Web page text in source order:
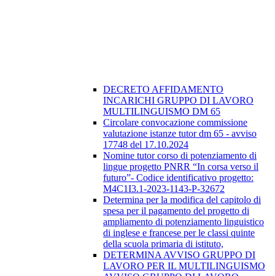
DECRETO AFFIDAMENTO
INCARICHI GRUPPO DI LAVORO
MULTILINGUISMO DM 65
Circolare convocazione commissione
valutazione istanze tutor dm 65 - avviso
17748 del 17.10.2024
Nomine tutor corso di potenziamento di
lingue progetto PNRR “In corsa verso il
futuro”- Codice identificativo progetto:
M4C1I3.1-2023-1143-P-32672
Determina per la modifica del capitolo di
spesa per il pagamento del progetto di
ampliamento di potenziamento linguistico
di inglese e francese per le classi quinte
della scuola primaria di istituto,
DETERMINA AVVISO GRUPPO DI
LAVORO PER IL MULTILINGUISMO